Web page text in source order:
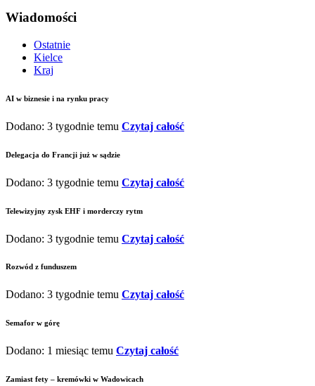
Wiadomości
Ostatnie
Kielce
Kraj
AI w biznesie i na rynku pracy
Dodano: 3 tygodnie temu Czytaj całość
Delegacja do Francji już w sądzie
Dodano: 3 tygodnie temu Czytaj całość
Telewizyjny zysk EHF i morderczy rytm
Dodano: 3 tygodnie temu Czytaj całość
Rozwód z funduszem
Dodano: 3 tygodnie temu Czytaj całość
Semafor w górę
Dodano: 1 miesiąc temu Czytaj całość
Zamiast fety – kremówki w Wadowicach